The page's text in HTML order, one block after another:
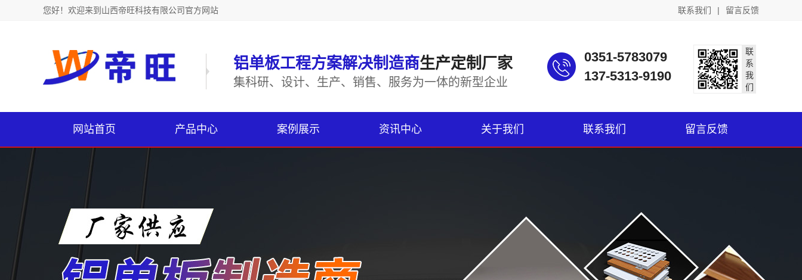
您好！欢迎来到山西帝旺科技有限公司官方网站 联系我们 | 留言反馈
铝单板工程方案解决制造商生产定制厂家
集科研、设计、生产、销售、服务为一体的新型企业
联
系
我
们
0351-5783079
137-5313-9190
网站首页 产品中心 案例展示 资讯中心 关于我们 联系我们 留言反馈